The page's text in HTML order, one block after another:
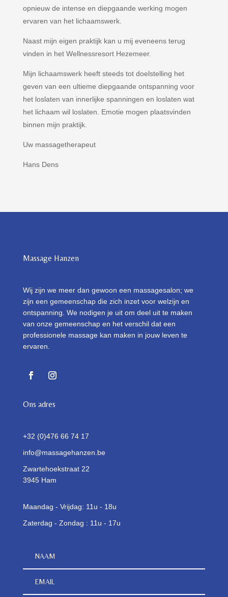
opnieuw de intense en diepgaande werking mogen
ervaren van het lichaamswerk.
Naast mijn eigen praktijk kan u mij eveneens terug
vinden in het Wellnessresort Hezemeer.
Mijn lichaamswerk heeft steeds tot doelstelling het
geven van een ultieme diepgaande ontspanning voor
het loslaten van innerlijke spanningen en loslaten wat
het lichaam wil loslaten. Emotie mogen plaatsvinden
binnen mijn praktijk.
Uw massagetherapeut
Hans Dens
Massage Hanzen
Wij zijn we meer dan gewoon een massagesalon; we
zijn een gemeenschap die zich inzet voor welzijn en
ontspanning. We nodigen je uit om deel uit te maken
van onze gemeenschap en het verschil dat een
professionele massage kan maken in jouw leven te
ervaren.
Ons adres
+32 (0)476 66 74 17
info@massagehanzen.be
Zwartehoekstraat 22
3945 Ham
Maandag - Vrijdag: 11u - 18u
Zaterdag - Zondag : 11u - 17u